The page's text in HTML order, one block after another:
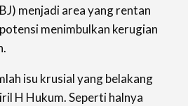
menjadi area yang rentan
menimbulkan kerugian
isu krusial yang belakang
H Hukum. Seperti halnya